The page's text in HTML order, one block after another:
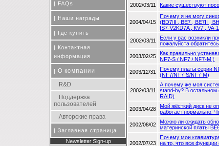
| FAQs
| Наши награды
| Где купить
| Контактная
информация
| О компании
R&D
Поддержка
пользователей
Авторские права
| Заглавная страница
Newsletter Sign-up
2002/03/11 Какие существуют
2004/04/15
Почему я не могу
(BD7III , BE7 , BE7II ,
IS7-V2KD7A , KV7 ,
2002/03/11
Если у вас возникли
пожалуйста обратитесь
2003/02/25
Как правильно
NF7-S / NF7 / NF7-M )
2003/12/31
Почему платы серии
(NF7/NF7-S/NF7-M)
2002/03/11
А почему же моя
stand-by? В остальном
RAID)
2003/04/28
Мой жёсткий диск не
работает нормально.
2002/08/02
Можно ли ожидать
материнской платы
2002/07/23
Почему мои
на то, что все